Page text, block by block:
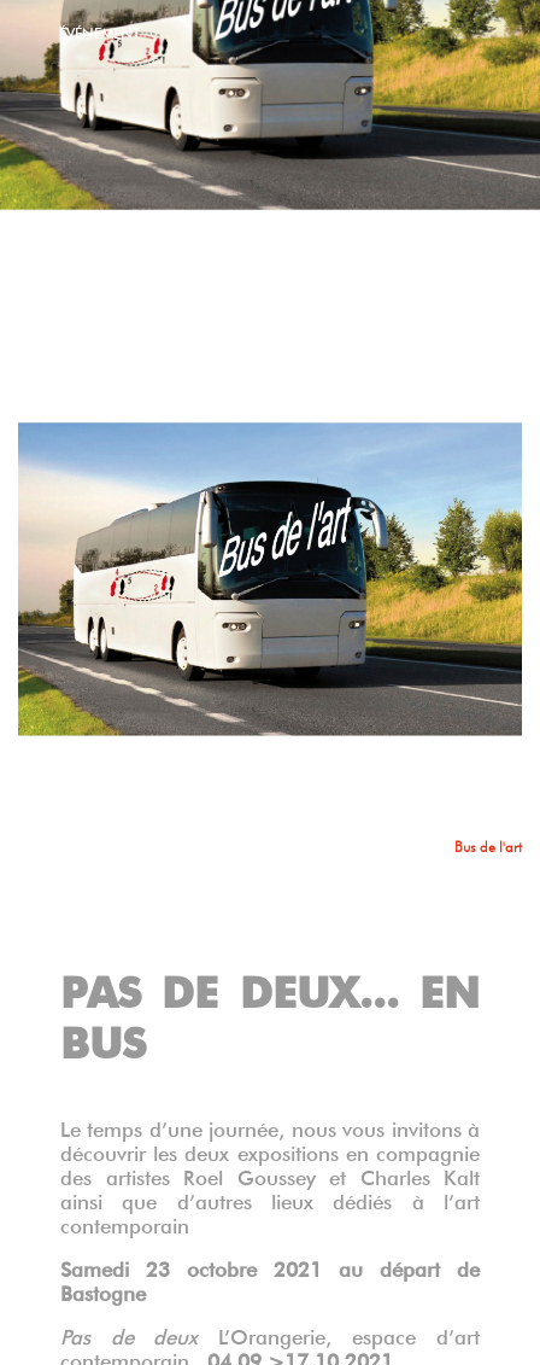
ÉVÉNEMENT
Bus de l'art
PAS DE DEUX... EN
BUS
Le temps d’une journée, nous vous invitons à
découvrir les deux expositions en compagnie
des artistes Roel Goussey et Charles Kalt
ainsi que d’autres lieux dédiés à l’art
contemporain
Samedi 23 octobre 2021 au départ de
Bastogne
Pas de deux L’Orangerie, espace d’art
contemporain 04.09 >17.10.2021